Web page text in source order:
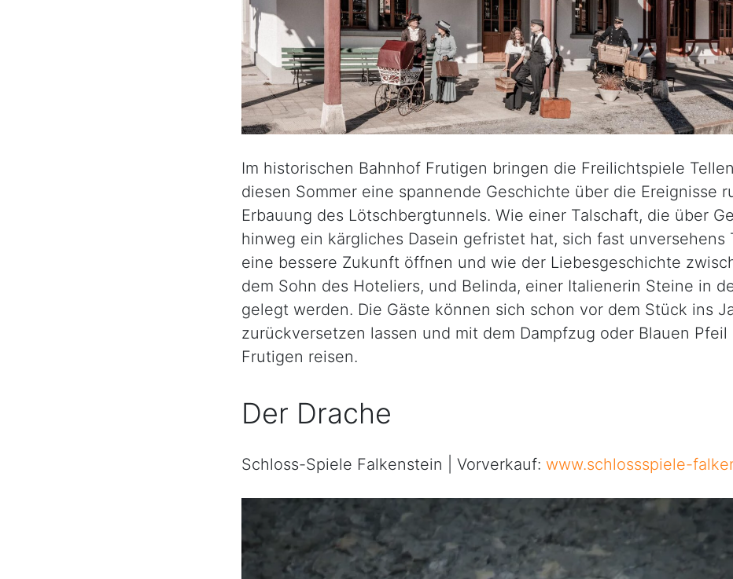
Im historischen Bahnhof Frutigen bringen die Freilichtspiele
diesen Sommer eine spannende Geschichte über die Ereignisse
Erbauung des Lötschbergtunnels. Wie einer Talschaft, die über
hinweg ein kärgliches Dasein gefristet hat, sich fast unversehens
eine bessere Zukunft öffnen und wie der Liebesgeschichte
dem Sohn des Hoteliers, und Belinda, einer Italienerin Steine in
gelegt werden. Die Gäste können sich schon vor dem Stück ins
zurückversetzen lassen und mit dem Dampfzug oder Blauen Pfeil
Frutigen reisen.
Der Drache
Schloss-Spiele Falkenstein | Vorverkauf: www.schlossspiele-